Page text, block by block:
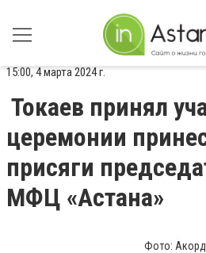
15:00, 4 марта 2024 г.
Токаев принял
церемонии
присяги
МФЦ «Астана»
Фото: